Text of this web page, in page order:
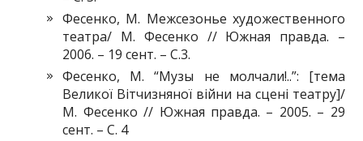
Фесенко, М. Межсезонье художественного
театра/ М. Фесенко // Южная правда. –
2006. – 19 сент. – С.3.
Фесенко, М. “Музы не молчали!..”: [тема
Великої Вітчизняної війни на сцені театру]/
М. Фесенко // Южная правда. – 2005. – 29
сент. – С. 4